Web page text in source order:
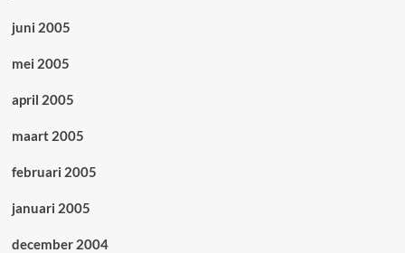
juni 2005
mei 2005
april 2005
maart 2005
februari 2005
januari 2005
december 2004